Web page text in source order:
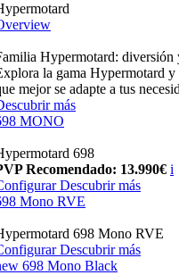
Hypermotard: diversión
la gama Hypermotard
mejor se adapte a tus
más
MONO
698
Recomendado: 13.990€ i
Descubrir más
Mono RVE
698 Mono RVE
Descubrir más
698 Mono Black